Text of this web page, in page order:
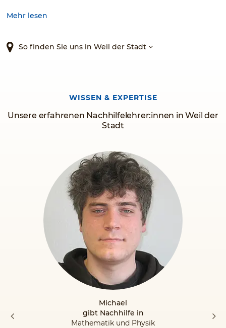
Ferienkurse oder Kurse zur Prüfungsvorbereitung mildern
Mehr lesen
So finden Sie uns in Weil der Stadt
Unsere erfahrenen Nachhilfelehrer:innen in Weil der
Stadt
WISSEN & EXPERTISE
Michael
gibt Nachhilfe in
Mathematik und Physik